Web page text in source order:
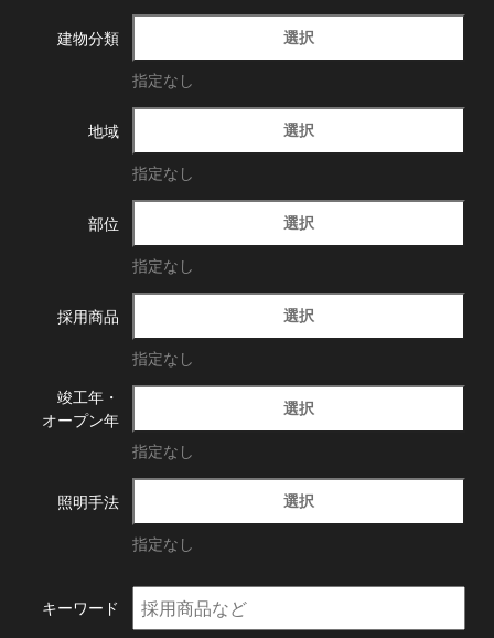
建物分類 選択
指定なし
地域 選択
指定なし
部位 選択
指定なし
採用商品 選択
指定なし
竣工年・
オープン年
選択
指定なし
照明手法 選択
指定なし
キーワード